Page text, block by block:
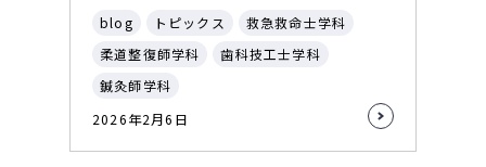
blog トピックス
救急救命士学科
柔道整復師学科
歯科技工士学科
鍼灸師学科
2026年2月6日